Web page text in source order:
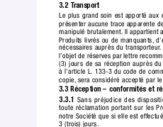
3.2 Transport
Le plus grand soin est apporté aux
présenter aucune trace apparente
manipulé brutalement. Il appartient
Produits livrés ou de manquants,
nécessaires auprès du transporteur
l’objet de réserves par lettre
(3) jours de sa réception auprès
à l’article L. 133-3 du code de
copie, sera considéré accepté par le
3.3 Réception – conformités et
3.3.1
Sans préjudice des
toute réclamation portant sur les
notre Société que si elle est
3 (trois) jours.